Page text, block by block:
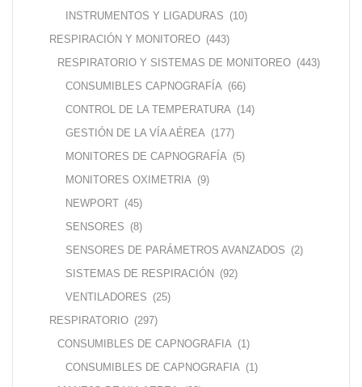
INSTRUMENTOS Y LIGADURAS (10)
RESPIRACIÓN Y MONITOREO (443)
RESPIRATORIO Y SISTEMAS DE MONITOREO (443)
CONSUMIBLES CAPNOGRAFÍA (66)
CONTROL DE LA TEMPERATURA (14)
GESTIÓN DE LA VÍA AÉREA (177)
MONITORES DE CAPNOGRAFÍA (5)
MONITORES OXIMETRIA (9)
NEWPORT (45)
SENSORES (8)
SENSORES DE PARÁMETROS AVANZADOS (2)
SISTEMAS DE RESPIRACIÓN (92)
VENTILADORES (25)
RESPIRATORIO (297)
CONSUMIBLES DE CAPNOGRAFIA (1)
CONSUMIBLES DE CAPNOGRAFIA (1)